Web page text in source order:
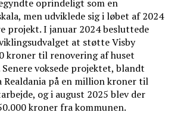
oprindeligt som en
men udviklede sig i løbet af 2024
projekt. I januar 2024 besluttede
at støtte Visby
kroner til renovering af huset
voksede projektet, blandt
på en million kroner til
og i august 2025 blev der
kroner fra kommunen.